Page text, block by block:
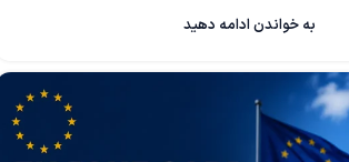
به خواندن ادامه دهید